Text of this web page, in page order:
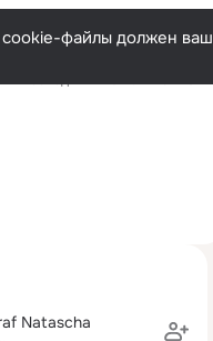
cookie-файлы должен ваш
Natascha